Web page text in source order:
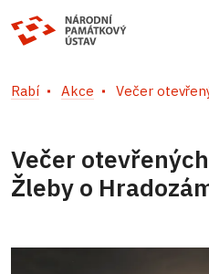
Rabí Akce Večer
Večer
Žleby o